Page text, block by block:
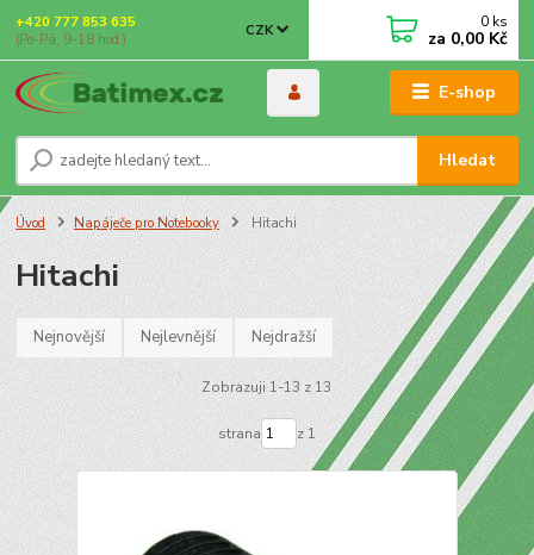
E-shop
CZK
Hledat
+420 777 853 635
(Po-Pá, 9-18 hod.)
0 ks
za 0,00 Kč
Úvod Napáječe pro Notebooky Hitachi
Hitachi
Nejnovější Nejlevnější Nejdražší
Zobrazuji 1-13 z 13
strana z 1